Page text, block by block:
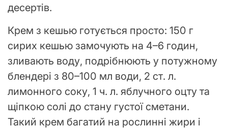
десертів.
Крем з кешью готується просто: 150 г
сирих кешью замочують на 4–6 годин,
зливають воду, подрібнюють у потужному
блендері з 80–100 мл води, 2 ст. л.
лимонного соку, 1 ч. л. яблучного оцту та
щіпкою солі до стану густої сметани.
Такий крем багатий на рослинні жири і